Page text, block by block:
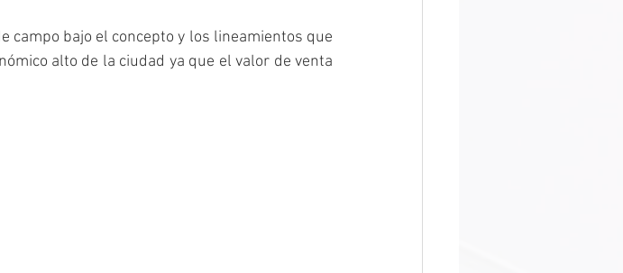
campo bajo el concepto y los lineamientos que
alto de la ciudad ya que el valor de venta